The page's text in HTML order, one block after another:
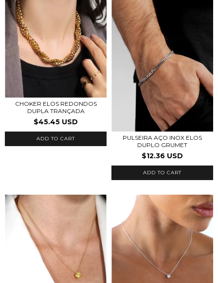
CHOKER ELOS REDONDOS
DUPLA TRANÇADA
$45.45 USD
PULSEIRA AÇO INOX ELOS
DUPLO GRUMET
$12.36 USD